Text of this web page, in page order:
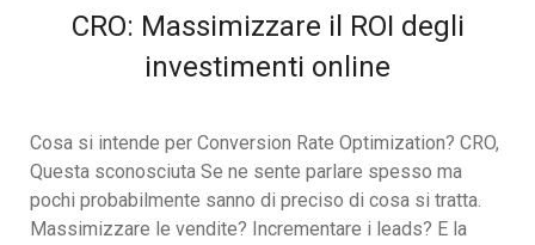
CRO: Massimizzare il ROI degli
investimenti online
Cosa si intende per Conversion Rate Optimization? CRO,
Questa sconosciuta Se ne sente parlare spesso ma
pochi probabilmente sanno di preciso di cosa si tratta.
Massimizzare le vendite? Incrementare i leads? E la